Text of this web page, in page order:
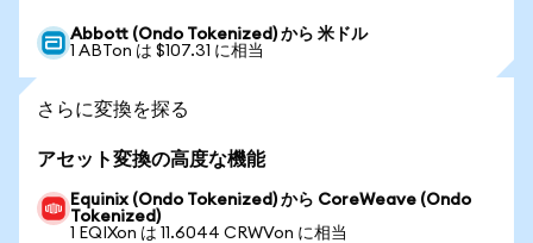
Abbott (Ondo Tokenized) から 米ドル
1 ABTon は $107.31 に相当
さらに変換を探る
アセット変換の高度な機能
Equinix (Ondo Tokenized) から CoreWeave (Ondo
Tokenized)
1 EQIXon は 11.6044 CRWVon に相当